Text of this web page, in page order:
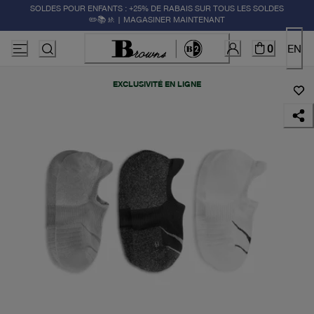
SOLDES POUR ENFANTS : +25% DE RABAIS SUR TOUS LES SOLDES
✏️📚🚸 | MAGASINER MAINTENANT
0 EN
EXCLUSIVITÉ EN LIGNE